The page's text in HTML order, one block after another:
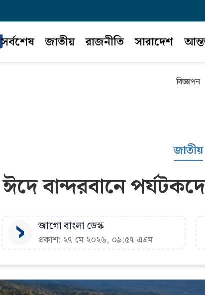
সর্বশেষ জাতীয় রাজনীতি সারাদেশ
বিজ্ঞাপন
জাতীয়
ঈদে বান্দরবানে
জাগো বাংলা ডেস্ক
প্রকাশ: ২৭ মে ২০২৬, ০৯:৫৭ এএম